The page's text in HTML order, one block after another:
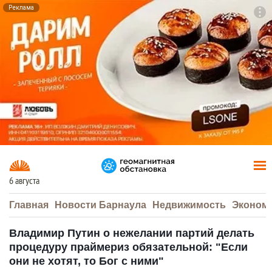
Реклама
6 августа
Главная Новости Барнаула Недвижимость
Владимир Путин о нежелании партий делать
процедуру праймериз обязательной: "Если
они не хотят, то Бог с ними"